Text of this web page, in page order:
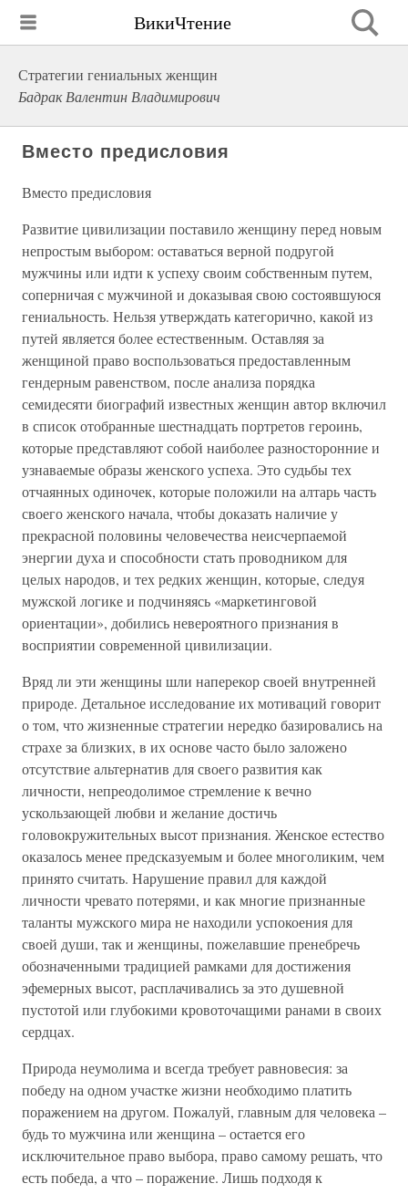
ВикиЧтение
Стратегии гениальных женщин
Бадрак Валентин Владимирович
Вместо предисловия
Вместо предисловия
Развитие цивилизации поставило женщину перед новым
непростым выбором: оставаться верной подругой
мужчины или идти к успеху своим собственным путем,
соперничая с мужчиной и доказывая свою состоявшуюся
гениальность. Нельзя утверждать категорично, какой из
путей является более естественным. Оставляя за
женщиной право воспользоваться предоставленным
гендерным равенством, после анализа порядка
семидесяти биографий известных женщин автор включил
в список отобранные шестнадцать портретов героинь,
которые представляют собой наиболее разносторонние и
узнаваемые образы женского успеха. Это судьбы тех
отчаянных одиночек, которые положили на алтарь часть
своего женского начала, чтобы доказать наличие у
прекрасной половины человечества неисчерпаемой
энергии духа и способности стать проводником для
целых народов, и тех редких женщин, которые, следуя
мужской логике и подчиняясь «маркетинговой
ориентации», добились невероятного признания в
восприятии современной цивилизации.
Вряд ли эти женщины шли наперекор своей внутренней
природе. Детальное исследование их мотиваций говорит
о том, что жизненные стратегии нередко базировались на
страхе за близких, в их основе часто было заложено
отсутствие альтернатив для своего развития как
личности, непреодолимое стремление к вечно
ускользающей любви и желание достичь
головокружительных высот признания. Женское естество
оказалось менее предсказуемым и более многоликим, чем
принято считать. Нарушение правил для каждой
личности чревато потерями, и как многие признанные
таланты мужского мира не находили успокоения для
своей души, так и женщины, пожелавшие пренебречь
обозначенными традицией рамками для достижения
эфемерных высот, расплачивались за это душевной
пустотой или глубокими кровоточащими ранами в своих
сердцах.
Природа неумолима и всегда требует равновесия: за
победу на одном участке жизни необходимо платить
поражением на другом. Пожалуй, главным для человека –
будь то мужчина или женщина – остается его
исключительное право выбора, право самому решать, что
есть победа, а что – поражение. Лишь подходя к